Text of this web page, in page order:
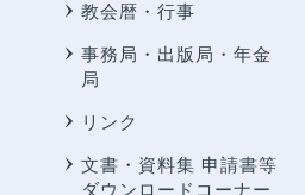
教会暦・行事
事務局・出版局・年金
局
リンク
文書・資料集 申請書等
ダウンロードコーナー